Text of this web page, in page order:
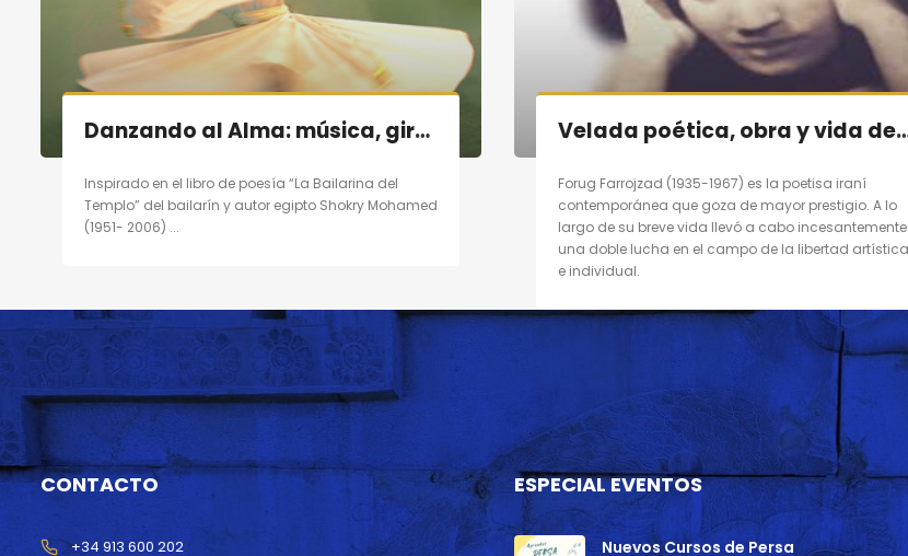
Danzando al Alma: música, giro, poesía en Madrid el 19/11/11
Inspirado en el libro de poesía “La Bailarina del
Templo” del bailarín y autor egipto Shokry Mohamed
(1951- 2006) ...
Velada poética, obra y vida de poetisa
Forug Farrojzad (1935-1967) es la poetisa iraní
contemporánea que goza de mayor prestigio. A lo
largo de su breve vida llevó a cabo incesantemente
una doble lucha en el campo de la libertad artística
e individual.
CONTACTO
+34 913 600 202
ESPECIAL EVENTOS
Nuevos Cursos de Persa